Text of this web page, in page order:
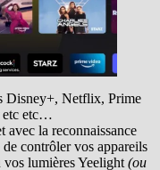
Disney+, Netflix, Prime
etc etc…
avec la reconnaissance
contrôler vos appareils
lumières Yeelight(ou